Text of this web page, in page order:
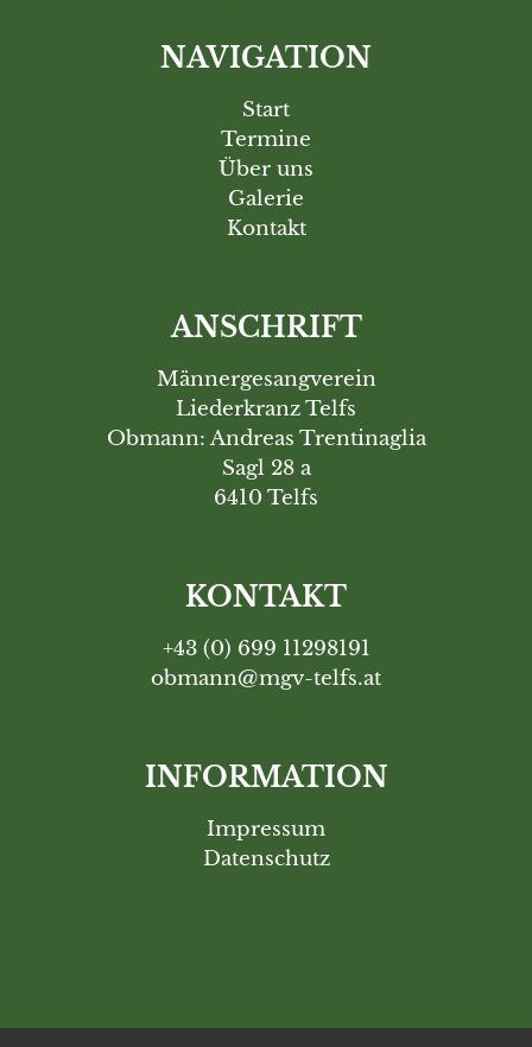
NAVIGATION
Start
Termine
Über uns
Galerie
Kontakt
ANSCHRIFT
Männergesangverein
Liederkranz Telfs
Obmann: Andreas Trentinaglia
Sagl 28 a
6410 Telfs
KONTAKT
+43 (0) 699 11298191
obmann@mgv-telfs.at
INFORMATION
Impressum
Datenschutz